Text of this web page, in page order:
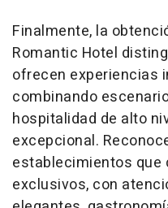
Finalmente, la
Romantic Hotel
ofrecen experiencias
combinando
hospitalidad de alto
excepcional.
establecimientos
exclusivos, con